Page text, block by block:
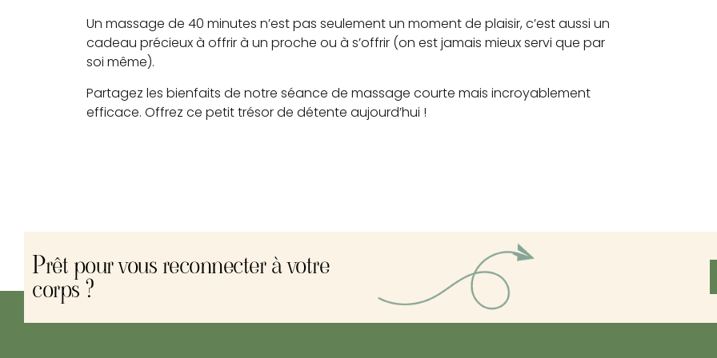
Un massage de 40 minutes n’est pas seulement un moment de plaisir, c’est aussi un
cadeau précieux à offrir à un proche ou à s’offrir (on est jamais mieux servi que par
soi même).
Partagez les bienfaits de notre séance de massage courte mais incroyablement
efficace. Offrez ce petit trésor de détente aujourd’hui !
Prêt pour vous reconnecter à votre
corps ?